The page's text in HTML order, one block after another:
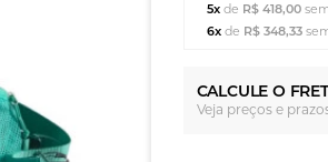
5x de R$ 418,00
6x de R$ 348,33
CALCULE O
Veja preços e